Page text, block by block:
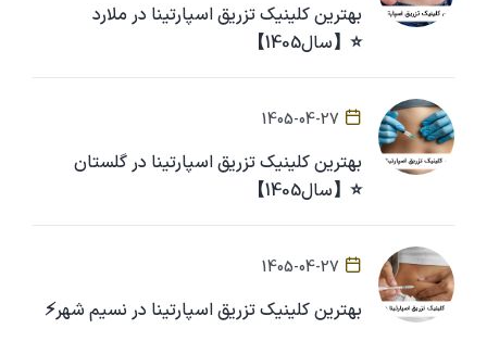
بهترین کلینیک تزریق اسپارتینا در ملارد
⭐【سال1405】
1405-04-27
بهترین کلینیک تزریق اسپارتینا در گلستان
⭐【سال1405】
1405-04-27
بهترین کلینیک تزریق اسپارتینا در نسیم شهر⚡